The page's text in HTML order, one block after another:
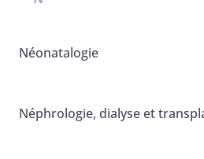
Néonatalogie
Néphrologie, dialyse et